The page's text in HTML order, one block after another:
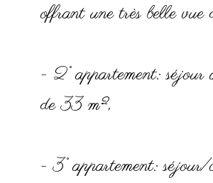
offrant une très belle vue
- 2° appartement: séjour
de 33 m²,
- 3° appartement: